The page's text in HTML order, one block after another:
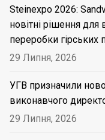
Steinexpo 2026:
новітні рішення для
переробки гірських
29 Липня, 2026
УГВ призначили
виконавчого
29 Липня, 2026